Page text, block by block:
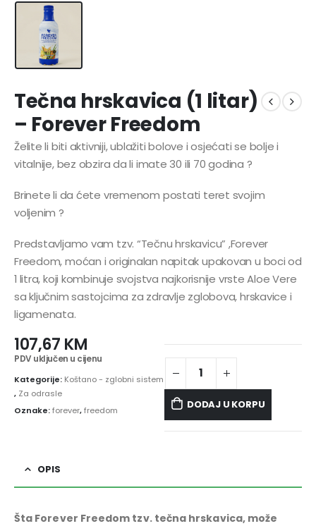
Tečna hrskavica (1 litar)
– Forever Freedom
Želite li biti aktivniji, ublažiti bolove i osjećati se bolje i
vitalnije, bez obzira da li imate 30 ili 70 godina ?
Brinete li da ćete vremenom postati teret svojim
voljenim ?
Predstavljamo vam tzv. “Tečnu hrskavicu” ,Forever
Freedom, moćan i originalan napitak upakovan u boci od
1 litra, koji kombinuje svojstva najkorisnije vrste Aloe Vere
sa ključnim sastojcima za zdravlje zglobova, hrskavice i
ligamenata.
107,67 KM
PDV uključen u cijenu
Kategorije: Koštano - zglobni sistem
, Za odrasle
Oznake:forever,freedom DODAJ U KORPU
OPIS
Šta Forever Freedom tzv. tečna hrskavica, može